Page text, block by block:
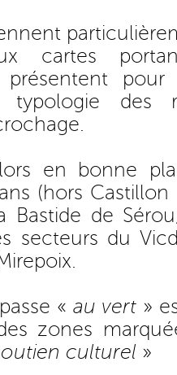
cartes
présentent
typologie des
en bonne
(hors Castillon
Bastide de
secteurs du
« au vert »
zones
culturel »